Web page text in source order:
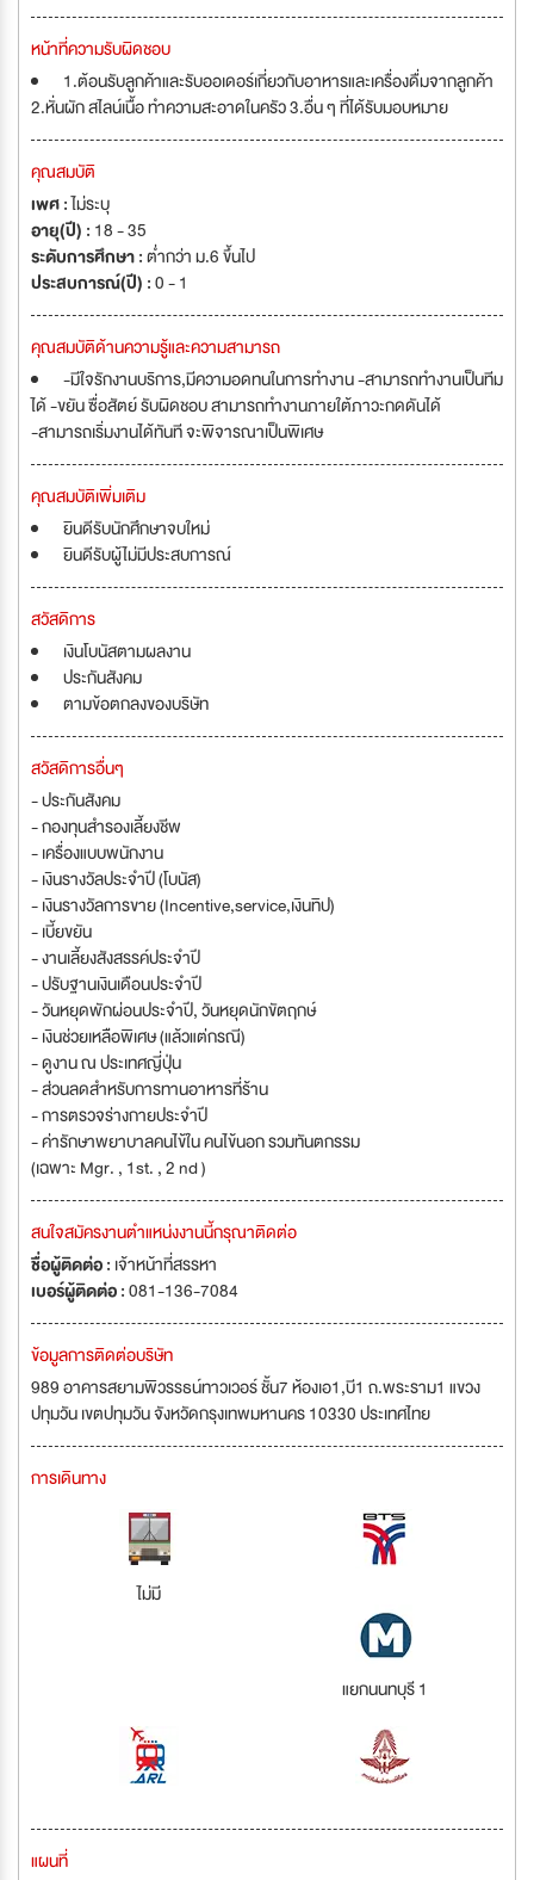
หน้าที่ความรับผิดชอบ
1.ต้อนรับลูกค้าและรับออเดอร์เกี่ยวกับอาหารและเครื่องดื่มจากลูกค้า
2.หั่นผัก สไลน์เนื้อ ทำความสะอาดในครัว 3.อื่น ๆ ที่ได้รับมอบหมาย
คุณสมบัติ
เพศ :ไม่ระบุ
อายุ(ปี) : 18 - 35
ระดับการศึกษา :ต่ำกว่า ม.6 ขึ้นไป
ประสบการณ์(ปี) :0 - 1
คุณสมบัติด้านความรู้และความสามารถ
-มีใจรักงานบริการ,มีความอดทนในการทำงาน -สามารถทำงานเป็นทีม
ได้ -ขยัน ซื่อสัตย์ รับผิดชอบ สามารถทำงานภายใต้ภาวะกดดันได้
-สามารถเริ่มงานได้ทันที จะพิจารณาเป็นพิเศษ
คุณสมบัติเพิ่มเติม
ยินดีรับนักศึกษาจบใหม่
ยินดีรับผู้ไม่มีประสบการณ์
สวัสดิการ
เงินโบนัสตามผลงาน
ประกันสังคม
ตามข้อตกลงของบริษัท
สวัสดิการอื่นๆ
- ประกันสังคม
- กองทุนสำรองเลี้ยงชีพ
- เครื่องแบบพนักงาน
- เงินรางวัลประจำปี (โบนัส)
- เงินรางวัลการขาย (Incentive,service,เงินทิป)
- เบี้ยขยัน
- งานเลี้ยงสังสรรค์ประจำปี
- ปรับฐานเงินเดือนประจำปี
- วันหยุดพักผ่อนประจำปี, วันหยุดนักขัตฤกษ์
- เงินช่วยเหลือพิเศษ (แล้วแต่กรณี)
- ดูงาน ณ ประเทศญี่ปุ่น
- ส่วนลดสำหรับการทานอาหารที่ร้าน
- การตรวจร่างกายประจำปี
- ค่ารักษาพยาบาลคนไข้ใน คนไข้นอก รวมทันตกรรม
(เฉพาะ Mgr. , 1st. , 2 nd )
สนใจสมัครงานตำแหน่งงานนี้กรุณาติดต่อ
ชื่อผู้ติดต่อ : เจ้าหน้าที่สรรหา
เบอร์ผู้ติดต่อ :081-136-7084
ข้อมูลการติดต่อบริษัท
989 อาคารสยามพิวรรธน์ทาวเวอร์ ชั้น7 ห้องเอ1,บี1 ถ.พระราม1 แขวง
ปทุมวัน เขตปทุมวัน จังหวัดกรุงเทพมหานคร 10330 ประเทศไทย
การเดินทาง
ไม่มี
แยกนนทบุรี 1
แผนที่